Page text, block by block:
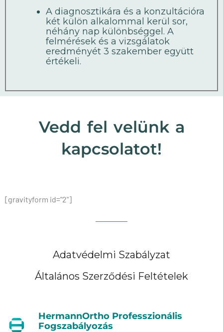
A diagnosztikára és a konzultációra
két külön alkalommal kerül sor,
néhány nap különbséggel. A
felmérések és a vizsgálatok
eredményét 3 szakember együtt
értékeli.
Vedd fel velünk a
kapcsolatot!
[gravityform id="2"]
Adatvédelmi Szabályzat
Általános Szerződési Feltételek
HermannOrtho Professzionális
Fogszabályozás